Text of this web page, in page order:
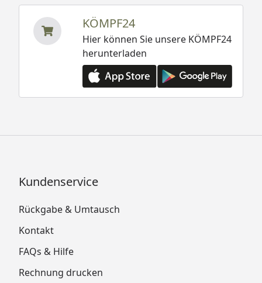
KÖMPF24
Hier können Sie unsere KÖMPF24
herunterladen
Kundenservice
Rückgabe & Umtausch
Kontakt
FAQs & Hilfe
Rechnung drucken